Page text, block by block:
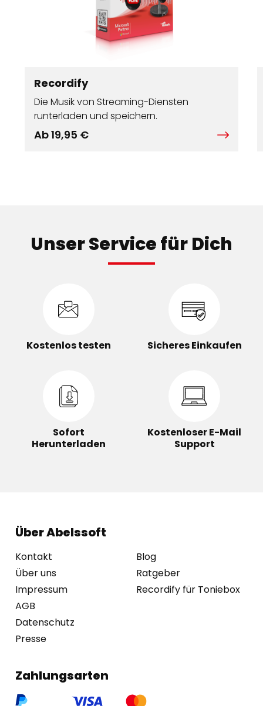
Recordify
Die Musik von Streaming-Diensten
runterladen und speichern.
Ab 19,95 €
Unser Service für Dich
Kostenlos testen Sicheres Einkaufen
Sofort
Herunterladen
Kostenloser E-Mail
Support
Über Abelssoft
Kontakt
Über uns
Impressum
AGB
Datenschutz
Presse
Blog
Ratgeber
Recordify für Toniebox
Zahlungsarten